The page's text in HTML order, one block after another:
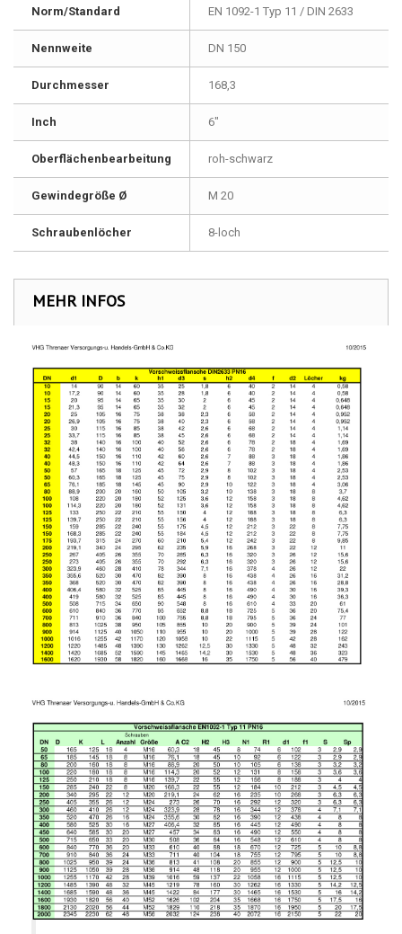
Norm/Standard EN 1092-1 Typ 11 / DIN 2633
Nennweite DN 150
Durchmesser 168,3
Inch 6"
Oberflächenbearbeitung roh-schwarz
Gewindegröße Ø M 20
Schraubenlöcher 8-loch
MEHR INFOS